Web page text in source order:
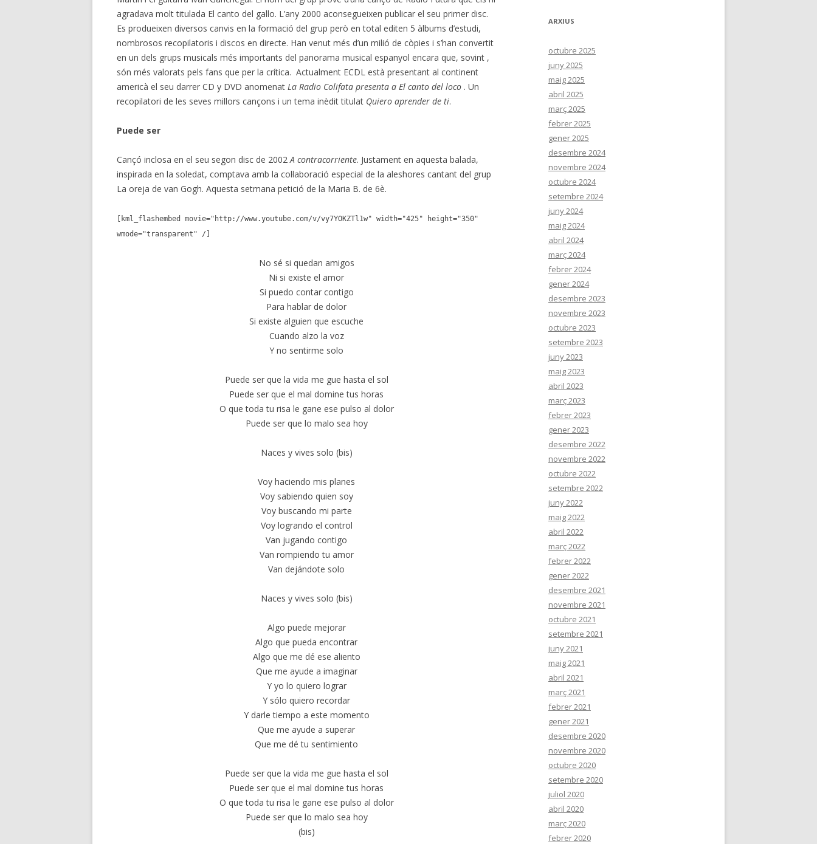
agradava molt titulada El canto del gallo. L’any 2000 aconsegueixen publicar el seu primer disc.
Es produeixen diversos canvis en la formació del grup però en total editen 5 àlbums d’estudi,
nombrosos recopilatoris i discos en directe. Han venut més d’un milió de còpies i s’han convertit
en un dels grups musicals més importants del panorama musical espanyol encara que, sovint ,
són més valorats pels fans que per la crítica. Actualment ECDL està presentant al continent
americà el seu darrer CD y DVD anomenat La Radio Colifata presenta a El canto del loco . Un
recopilatori de les seves millors cançons i un tema inèdit titulat Quiero aprender de ti.
Puede ser
Cançó inclosa en el seu segon disc de 2002A contracorriente. Justament en aquesta balada,
inspirada en la soledat, comptava amb la col·laboració especial de la aleshores cantant del grup
La oreja de van Gogh. Aquesta setmana petició de la Maria B. de 6è.
[kml_flashembed movie="http://www.youtube.com/v/vy7YOKZTl1w" width="425" height="350"
wmode="transparent" /]
No sé si quedan amigos
Ni si existe el amor
Si puedo contar contigo
Para hablar de dolor
Si existe alguien que escuche
Cuando alzo la voz
Y no sentirme solo
Puede ser que la vida me gue hasta el sol
Puede ser que el mal domine tus horas
O que toda tu risa le gane ese pulso al dolor
Puede ser que lo malo sea hoy
Naces y vives solo (bis)
Voy haciendo mis planes
Voy sabiendo quien soy
Voy buscando mi parte
Voy logrando el control
Van jugando contigo
Van rompiendo tu amor
Van dejándote solo
Naces y vives solo (bis)
Algo puede mejorar
Algo que pueda encontrar
Algo que me dé ese aliento
Que me ayude a imaginar
Y yo lo quiero lograr
Y sólo quiero recordar
Y darle tiempo a este momento
Que me ayude a superar
Que me dé tu sentimiento
Puede ser que la vida me gue hasta el sol
Puede ser que el mal domine tus horas
O que toda tu risa le gane ese pulso al dolor
Puede ser que lo malo sea hoy
(bis)
c
ARXIUS
octubre 2025
juny 2025
maig 2025
abril 2025
març 2025
febrer 2025
gener 2025
desembre 2024
novembre 2024
octubre 2024
setembre 2024
juny 2024
maig 2024
abril 2024
març 2024
febrer 2024
gener 2024
desembre 2023
novembre 2023
octubre 2023
setembre 2023
juny 2023
maig 2023
abril 2023
març 2023
febrer 2023
gener 2023
desembre 2022
novembre 2022
octubre 2022
setembre 2022
juny 2022
maig 2022
abril 2022
març 2022
febrer 2022
gener 2022
desembre 2021
novembre 2021
octubre 2021
setembre 2021
juny 2021
maig 2021
abril 2021
març 2021
febrer 2021
gener 2021
desembre 2020
novembre 2020
octubre 2020
setembre 2020
juliol 2020
abril 2020
març 2020
febrer 2020